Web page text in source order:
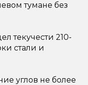
тумане без
текучести 210-
стали и
углов не более